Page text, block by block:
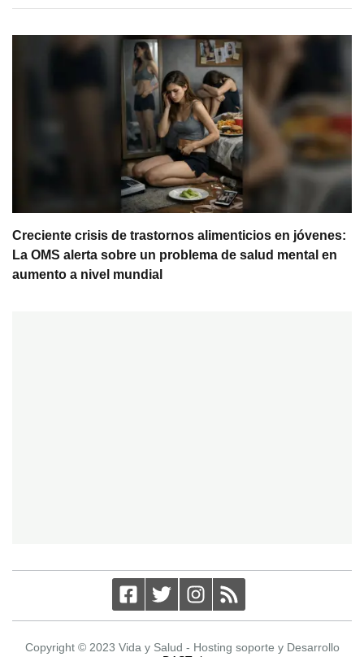
Creciente crisis de trastornos alimenticios en jóvenes:
La OMS alerta sobre un problema de salud mental en
aumento a nivel mundial
Copyright © 2023 Vida y Salud - Hosting soporte y Desarrollo